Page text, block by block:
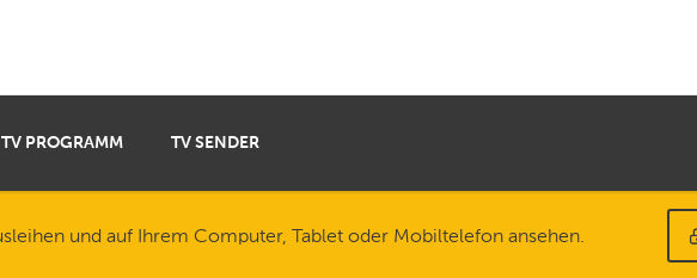
TV PROGRAMM TV SENDER
und auf Ihrem Computer, Tablet oder Mobiltelefon ansehen.